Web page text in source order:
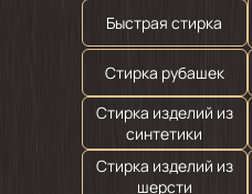
Быстрая стирка
Стирка рубашек
Стирка изделий из
синтетики
Стирка изделий из
шерсти